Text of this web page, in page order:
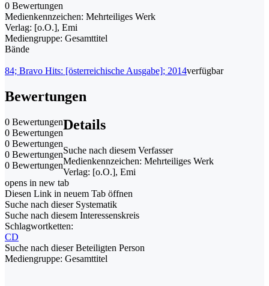
0 Bewertungen
Medienkennzeichen: Mehrteiliges Werk
Verlag: [o.O.], Emi
Mediengruppe: Gesamttitel
Bände
84; Bravo Hits: [österreichische Ausgabe]; 2014verfügbar
Bewertungen
0 Bewertungen
0 Bewertungen
0 Bewertungen
0 Bewertungen
0 Bewertungen
Details
Suche nach diesem Verfasser
Medienkennzeichen: Mehrteiliges Werk
Verlag: [o.O.], Emi
opens in new tab
Diesen Link in neuem Tab öffnen
Suche nach dieser Systematik
Suche nach diesem Interessenskreis
Schlagwortketten:
CD
Suche nach dieser Beteiligten Person
Mediengruppe: Gesamttitel